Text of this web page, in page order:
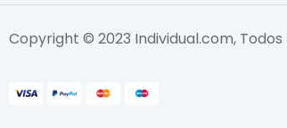
Copyright © 2023 Individual.com,